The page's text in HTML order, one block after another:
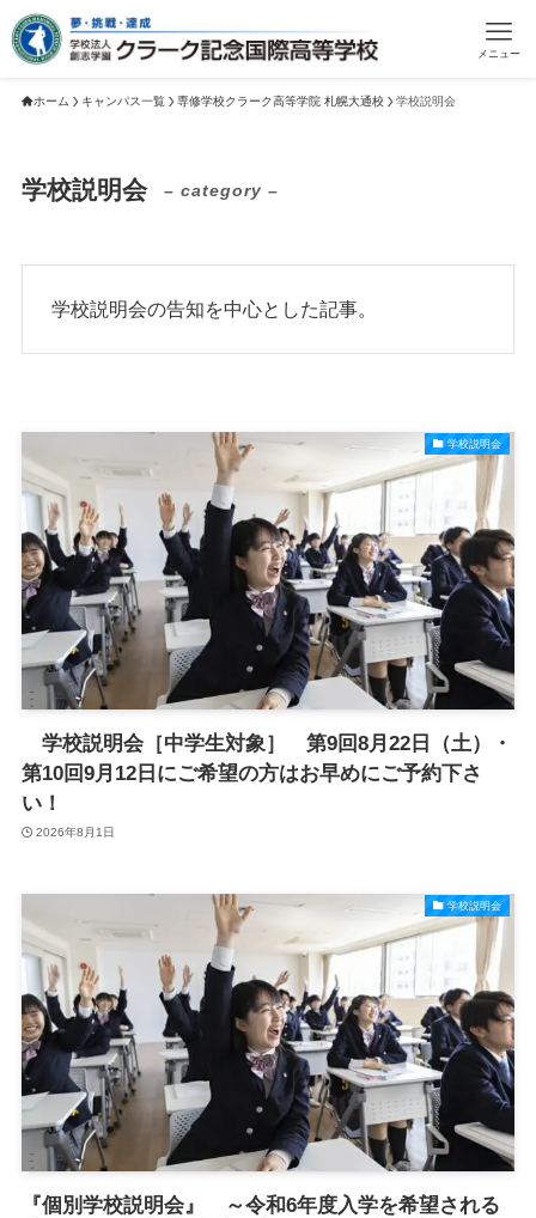
メニュー
ホーム キャンパス一覧 専修学校クラーク高等学院 札幌大通校 学校説明会
学校説明会 – category –
学校説明会の告知を中心とした記事。
学校説明会
学校説明会［中学生対象］ 第9回8月22日（土）・
第10回9月12日にご希望の方はお早めにご予約下さ
い！
2026年8月1日
学校説明会
『個別学校説明会』 ～令和6年度入学を希望される